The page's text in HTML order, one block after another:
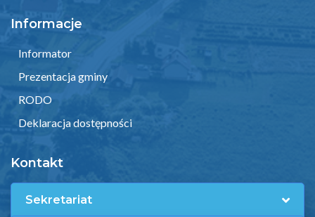
Informacje
Informator
Prezentacja gminy
RODO
Deklaracja dostępności
Kontakt
Sekretariat